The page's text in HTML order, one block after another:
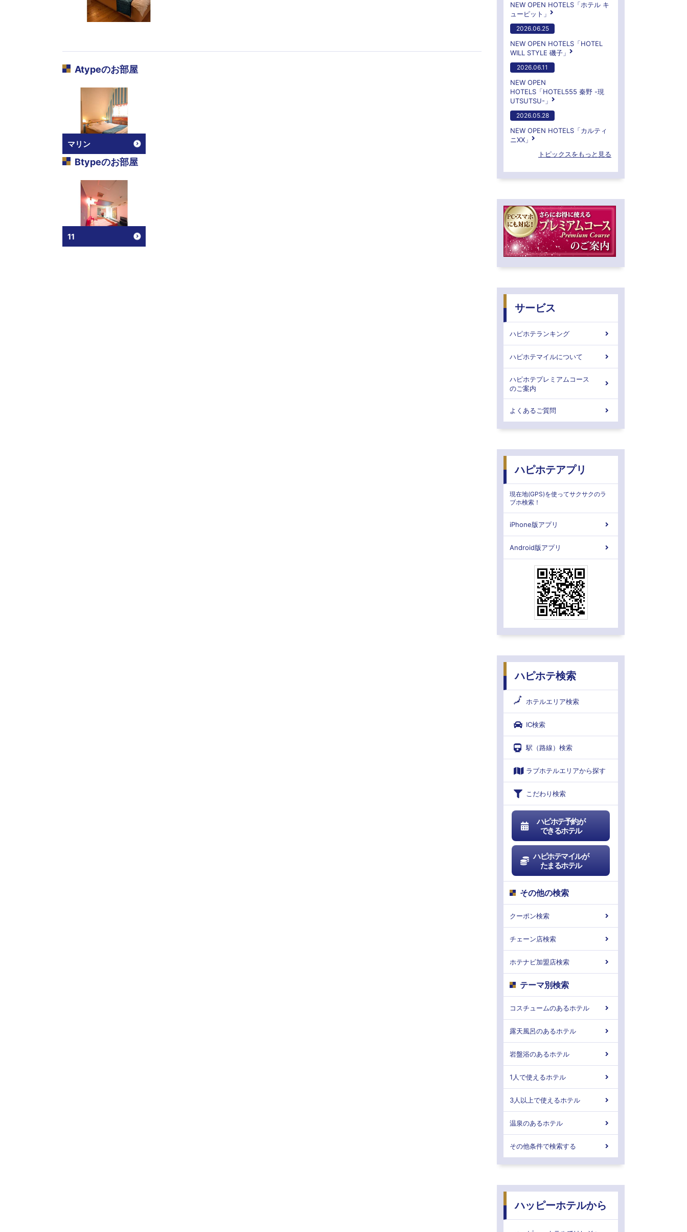
Atypeのお部屋
マリン
Btypeのお部屋
11
NEW OPEN HOTELS「ホテル キ
ューピット」
2026.06.25
NEW OPEN HOTELS「HOTEL
WILL STYLE 磯子」
2026.06.11
NEW OPEN
HOTELS「HOTEL555 秦野 -現
UTSUTSU-」
2026.05.28
NEW OPEN HOTELS「カルティ
ニXX」
トピックスをもっと見る
サービス
ハピホテランキング
ハピホテマイルについて
ハピホテプレミアムコース
のご案内
よくあるご質問
ハピホテアプリ
現在地(GPS)を使ってサクサクのラ
ブホ検索！
iPhone版アプリ
Android版アプリ
ハピホテ検索
ホテルエリア検索
IC検索
駅（路線）検索
ラブホテルエリアから探す
こだわり検索
ハピホテ予約が
できるホテル
ハピホテマイルが
たまるホテル
その他の検索
クーポン検索
チェーン店検索
ホテナビ加盟店検索
テーマ別検索
コスチュームのあるホテル
露天風呂のあるホテル
岩盤浴のあるホテル
1人で使えるホテル
3人以上で使えるホテル
温泉のあるホテル
その他条件で検索する
ハッピーホテルから